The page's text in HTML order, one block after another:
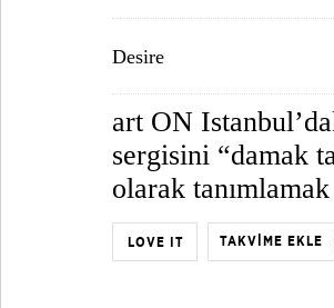
Desire
art ON
sergisini “damak
olarak
LOVE IT TAKVİME EKLE